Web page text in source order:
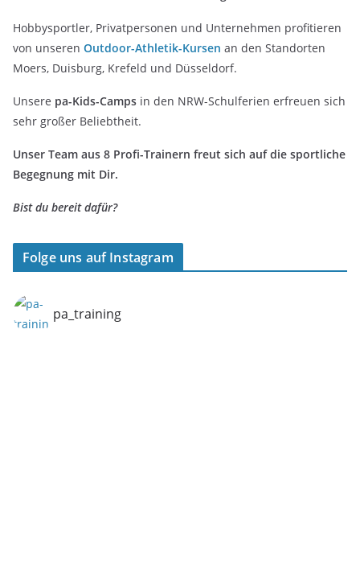
Hobbysportler, Privatpersonen und Unternehmen profitieren
von unseren Outdoor-Athletik-Kursen an den Standorten
Moers, Duisburg, Krefeld und Düsseldorf.
Unsere pa-Kids-Camps in den NRW-Schulferien erfreuen sich
sehr großer Beliebtheit.
Unser Team aus 8 Profi-Trainern freut sich auf die sportliche
Begegnung mit Dir.
Bist du bereit dafür?
Folge uns auf Instagram
pa_training